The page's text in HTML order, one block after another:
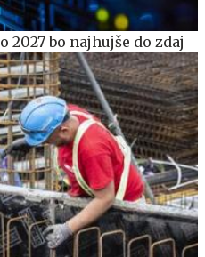
2027 bo najhujše do zdaj